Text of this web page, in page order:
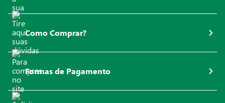
Como Comprar?
Formas de Pagamento